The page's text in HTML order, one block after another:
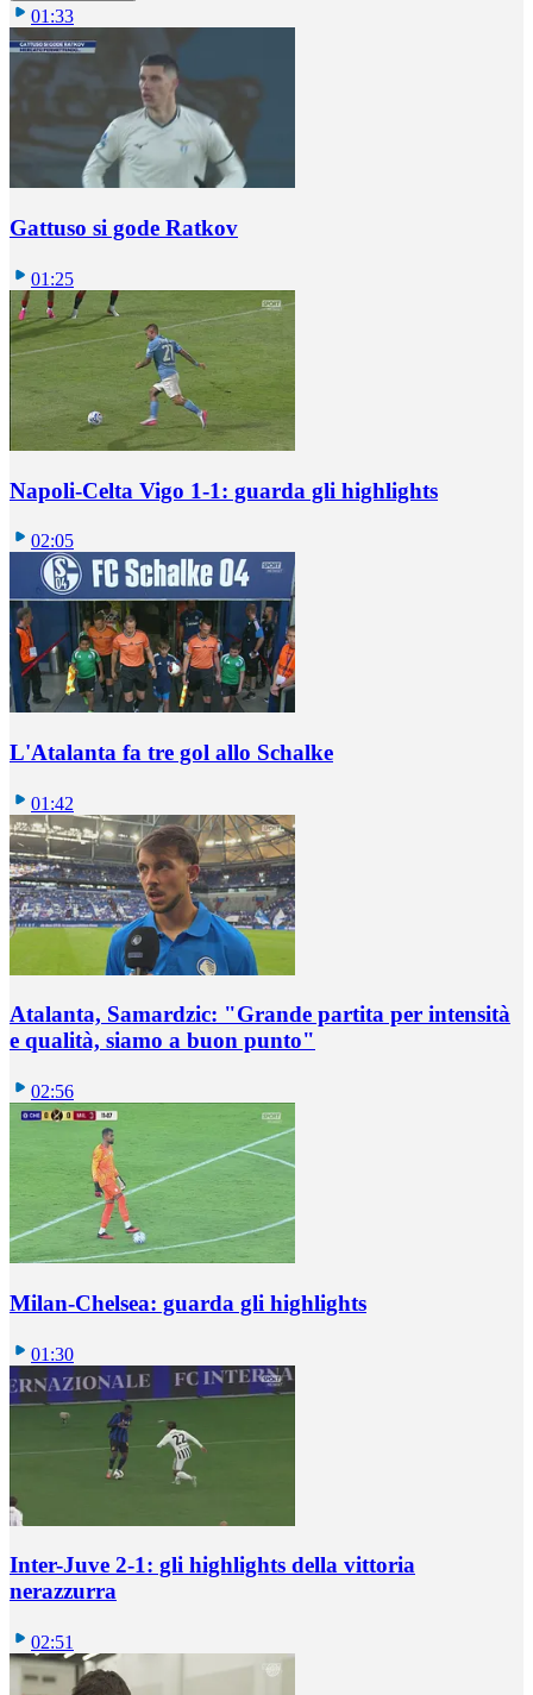
01:33
Gattuso si gode Ratkov
01:25
Napoli-Celta Vigo 1-1: guarda gli highlights
02:05
L'Atalanta fa tre gol allo Schalke
01:42
Atalanta, Samardzic: "Grande partita per intensità
e qualità, siamo a buon punto"
02:56
Milan-Chelsea: guarda gli highlights
01:30
Inter-Juve 2-1: gli highlights della vittoria
nerazzurra
02:51